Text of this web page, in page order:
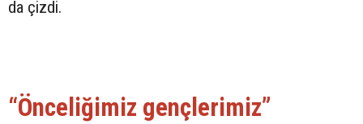
da çizdi.
“Önceliğimiz gençlerimiz”